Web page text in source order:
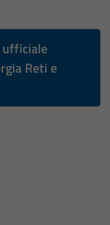
Reti e